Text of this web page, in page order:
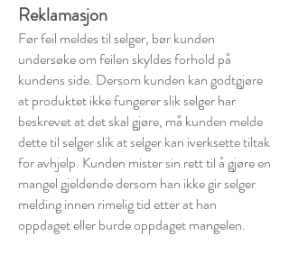
Reklamasjon
Før feil meldes til selger, bør kunden
undersøke om feilen skyldes forhold på
kundens side. Dersom kunden kan godtgjøre
at produktet ikke fungerer slik selger har
beskrevet at det skal gjøre, må kunden melde
dette til selger slik at selger kan iverksette tiltak
for avhjelp. Kunden mister sin rett til å gjøre en
mangel gjeldende dersom han ikke gir selger
melding innen rimelig tid etter at han
oppdaget eller burde oppdaget mangelen.